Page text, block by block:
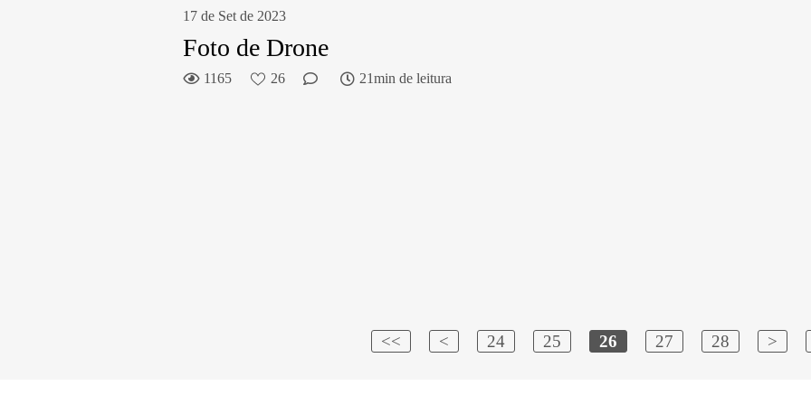
17 de Set de 2023
Foto de Drone
1165 26 21min de leitura
<< < 24 25 26 27 28 >